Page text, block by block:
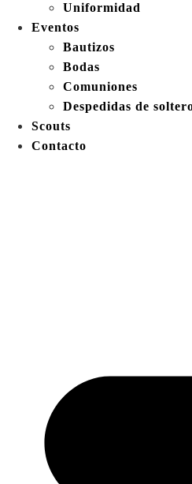
Uniformidad
Eventos
Bautizos
Bodas
Comuniones
Despedidas de
Scouts
Contacto